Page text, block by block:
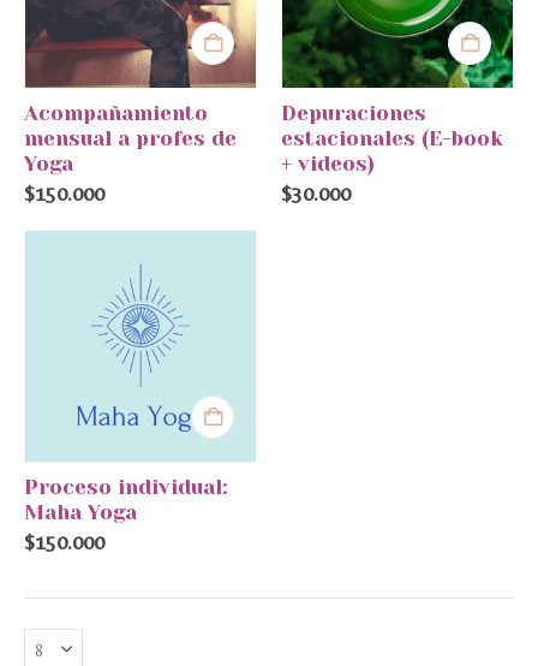
Acompañamiento
mensual a profes de
Yoga
$150.000
Depuraciones
estacionales (E-book
+ videos)
$30.000
Proceso individual:
Maha Yoga
$150.000